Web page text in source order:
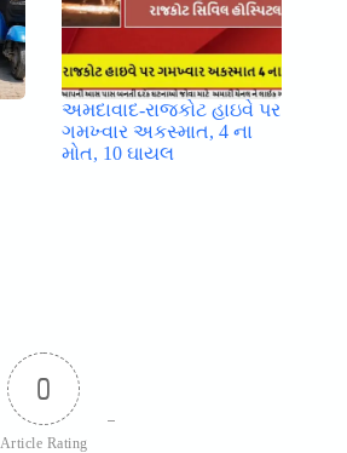
અમદાવાદ-રાજકોટ હાઇવે પર
ગમખ્વાર અકસ્માત, 4 ના
મોત, 10 ઘાયલ
0
Article Rating